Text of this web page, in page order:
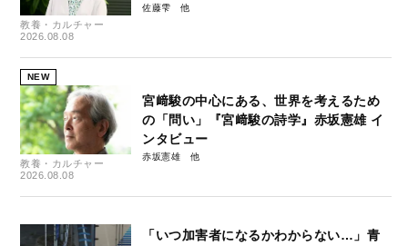
教養・カルチャー
2026.08.08
佐藤雫
NEW
教養・カルチャー
2026.08.08
宮﨑駿の中心にある、世界を考えるため
の「問い」『宮﨑駿の詩学』赤坂憲雄 イ
ンタビュー
赤坂憲雄
「いつ加害者になるかわからない…」青